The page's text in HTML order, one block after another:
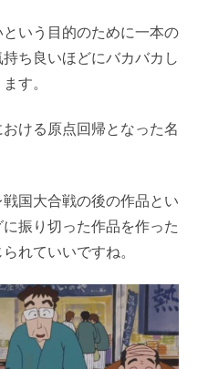
いう目的のために一本の
ち良いほどにバカバカし
す。
ける原点回帰となった名
国大合戦の後の作品とい
振り切った作品を作った
れていいですね。